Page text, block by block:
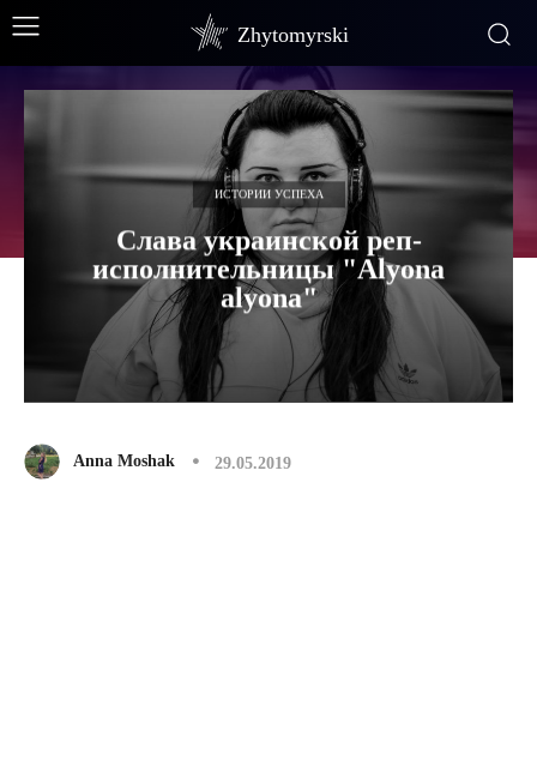
Zhytomyrski
ИСТОРИИ УСПЕХА
Слава украинской реп-
исполнительницы "Аlyona
alyona"
Anna Moshak 29.05.2019